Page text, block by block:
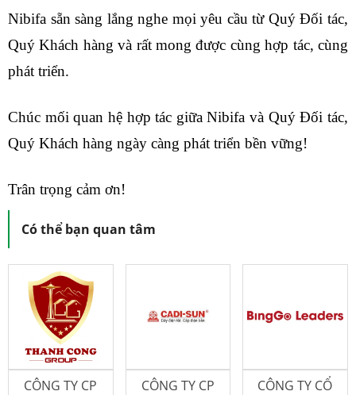
Nibifa sẵn sàng lắng nghe mọi yêu cầu từ Quý Đối tác,
Quý Khách hàng và rất mong được cùng hợp tác, cùng
phát triển.
Chúc mối quan hệ hợp tác giữa Nibifa và Quý Đối tác,
Quý Khách hàng ngày càng phát triển bền vững!
Trân trọng cảm ơn!
Có thể bạn quan tâm
CÔNG TY CP
CÔNG TY CP
CÔNG TY CỔ